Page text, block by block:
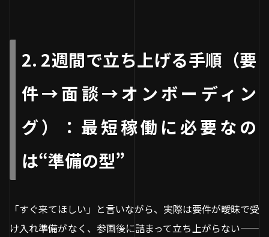
2. 2週間で立ち上げる手順（要
件→面談→オンボーディン
グ）：最短稼働に必要なの
は“準備の型”
「すぐ来てほしい」と言いながら、実際は要件が曖昧で受
け入れ準備がなく、参画後に詰まって立ち上がらない——